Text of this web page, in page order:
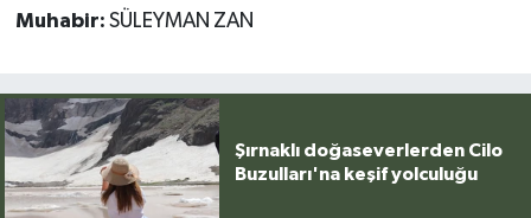
Muhabir: SÜLEYMAN ZAN
Şırnaklı doğaseverlerden Cilo
Buzulları'na keşif yolculuğu